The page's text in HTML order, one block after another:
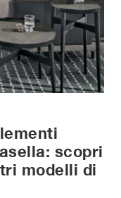
scopri
modelli di